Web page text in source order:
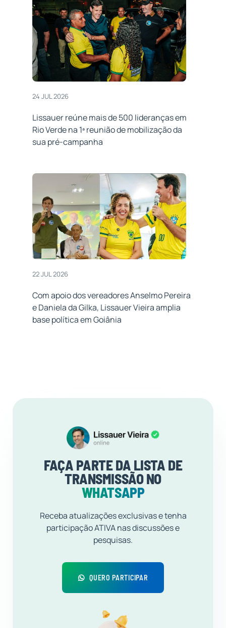
24 JUL 2026
Lissauer reúne mais de 500 lideranças em
Rio Verde na 1ª reunião de mobilização da
sua pré-campanha
22 JUL 2026
Com apoio dos vereadores Anselmo Pereira
e Daniela da Gilka, Lissauer Vieira amplia
base política em Goiânia
FAÇA PARTE DA LISTA DE
TRANSMISSÃO NO
WHATSAPP
Receba atualizações exclusivas e tenha
participação ATIVA nas discussões e
pesquisas.
QUERO PARTICIPAR